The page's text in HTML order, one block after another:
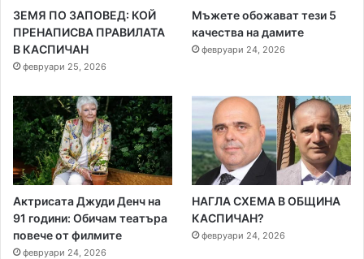
ЗЕМЯ ПО ЗАПОВЕД: КОЙ
ПРЕНАПИСВА ПРАВИЛАТА
В КАСПИЧАН
февруари 25, 2026
Мъжете обожават тези 5
качества на дамите
февруари 24, 2026
Актрисата Джуди Денч на
91 години: Обичам театъра
повече от филмите
февруари 24, 2026
НАГЛА СХЕМА В ОБЩИНА
КАСПИЧАН?
февруари 24, 2026